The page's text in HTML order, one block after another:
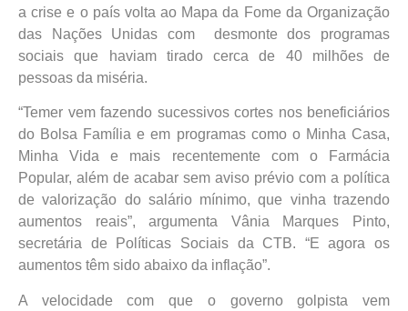
a crise e o país volta ao Mapa da Fome da Organização
das Nações Unidas com desmonte dos programas
sociais que haviam tirado cerca de 40 milhões de
pessoas da miséria.
“Temer vem fazendo sucessivos cortes nos beneficiários
do Bolsa Família e em programas como o Minha Casa,
Minha Vida e mais recentemente com o Farmácia
Popular, além de acabar sem aviso prévio com a política
de valorização do salário mínimo, que vinha trazendo
aumentos reais”, argumenta Vânia Marques Pinto,
secretária de Políticas Sociais da CTB. “E agora os
aumentos têm sido abaixo da inflação”.
A velocidade com que o governo golpista vem